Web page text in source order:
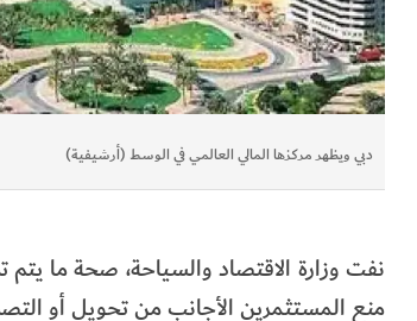
دبي ويظهر مركزها المالي العالمي في الوسط (أرشيفية)
نفت وزارة الاقتصاد والسياحة، صحة ما
منع المستثمرين الأجانب من تحويل أو